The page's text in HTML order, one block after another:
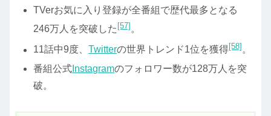
TVerお気に入り登録が全番組で歴代最多となる
246万人を突破した [57]。
11話中9度、Twitterの世界トレンド1位を獲得[58]。
番組公式 Instagramのフォロワー数が128万人を突
破。